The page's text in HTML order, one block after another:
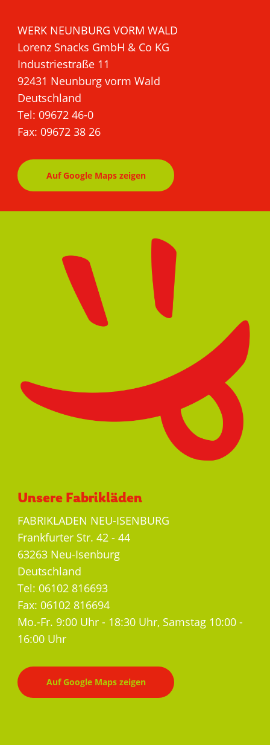
WERK NEUNBURG VORM WALD
Lorenz Snacks GmbH & Co KG
Industriestraße 11
92431 Neunburg vorm Wald
Deutschland
Tel: 09672 46-0
Fax: 09672 38 26
Auf Google Maps zeigen
Unsere Fabrikläden
FABRIKLADEN NEU-ISENBURG
Frankfurter Str. 42 - 44
63263 Neu-Isenburg
Deutschland
Tel: 06102 816693
Fax: 06102 816694
Mo.-Fr. 9:00 Uhr - 18:30 Uhr, Samstag 10:00 -
16:00 Uhr
Auf Google Maps zeigen